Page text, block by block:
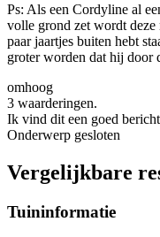
Ps: Als een Cordyline al
volle grond zet wordt deze
paar jaartjes buiten hebt
groter worden dat hij door
omhoog
3 waarderingen.
Ik vind dit een goed bericht
Onderwerp gesloten
Vergelijkbare
Tuininformatie